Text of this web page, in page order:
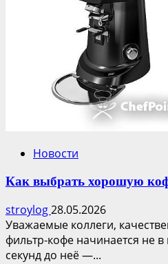
Новости
Как выбрать хорошую
stroylog28.05.2026
Уважаемые коллеги,
фильтр-кофе начинается не в
секунд до неё —...